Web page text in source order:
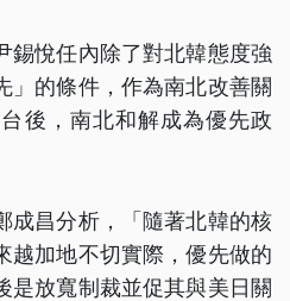
錫悅任內除了對北韓態度強
」的條件，作為南北改善關
後，南北和解成為優先政
成昌分析，「隨著北韓的核
越加地不切實際，優先做的
是放寬制裁並促其與美日關